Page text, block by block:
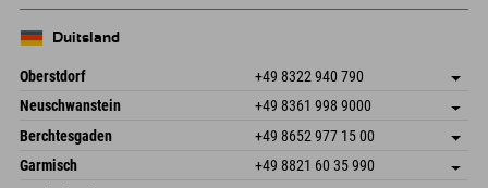
Duitsland
Oberstdorf +49 8322 940 790
An der Breitach 3
Duitsland
Adres opslaan
Booking
Neuschwanstein +49 8361 998 9000
An der Riese 45
87484 Nesselwang im Allgäu
Duitsland
Adres opslaan
Aankomstinformatie
Booking
Berchtesgaden +49 8652 977 15 00
Hofreitstr. 7
Adres opslaan
Garmisch +49 8821 60 35 990